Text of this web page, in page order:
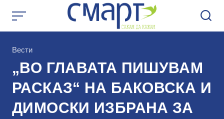
КАтегорија
Вести
„ВО ГЛАВАТА ПИШУВАМ
РАСКАЗ“ НА БАКОВСКА И
ДИМОСКИ ИЗБРАНА ЗА